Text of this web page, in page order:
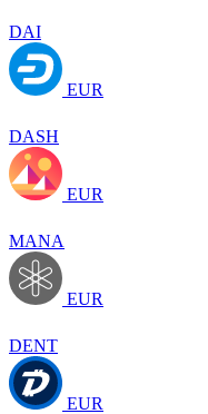
DAI
EUR
DASH
EUR
MANA
EUR
DENT
EUR